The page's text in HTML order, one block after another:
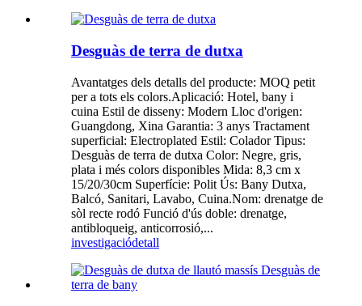
Desguàs de terra de dutxa
Avantatges dels detalls del producte: MOQ petit
per a tots els colors.Aplicació: Hotel, bany i
cuina Estil de disseny: Modern Lloc d'origen:
Guangdong, Xina Garantia: 3 anys Tractament
superficial: Electroplated Estil: Colador Tipus:
Desguàs de terra de dutxa Color: Negre, gris,
plata i més colors disponibles Mida: 8,3 cm x
15/20/30cm Superfície: Polit Ús: Bany Dutxa,
Balcó, Sanitari, Lavabo, Cuina.Nom: drenatge de
sòl recte rodó Funció d'ús doble: drenatge,
antibloqueig, anticorrosió,...
investigaciódetall